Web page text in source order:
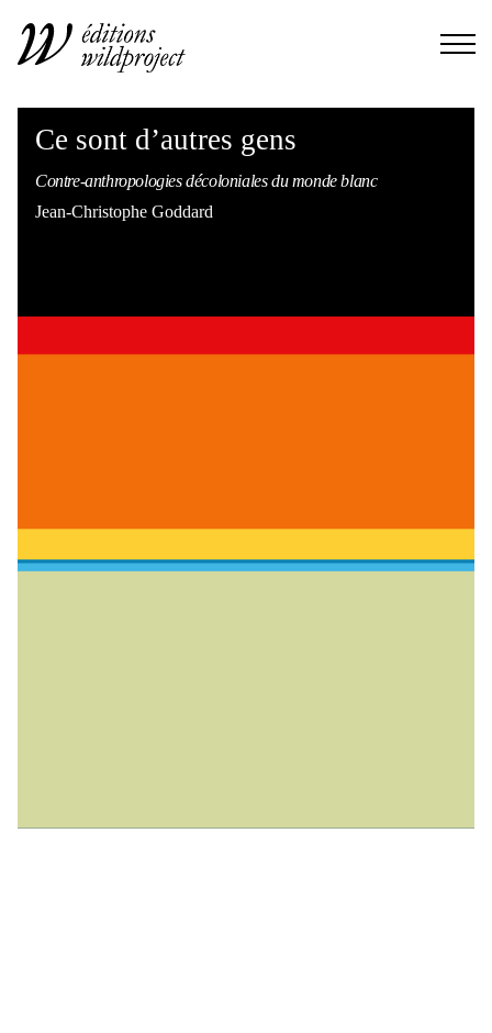
Ce sont d’autres gens
Contre-anthropologies décoloniales du monde blanc
Jean-Christophe Goddard